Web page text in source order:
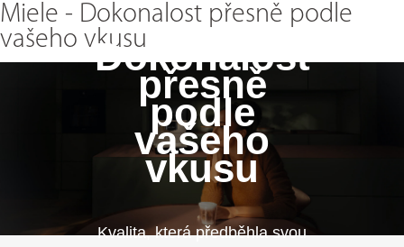
Miele - Dokonalost přesně podle
vašeho vkusuDokonalost
přesně
podle
vašeho
vkusu
Kvalita, která předběhla svou